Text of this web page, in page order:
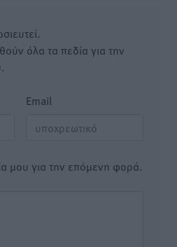
όλα τα πεδία για την
Email
μου για την επόμενη φορά.